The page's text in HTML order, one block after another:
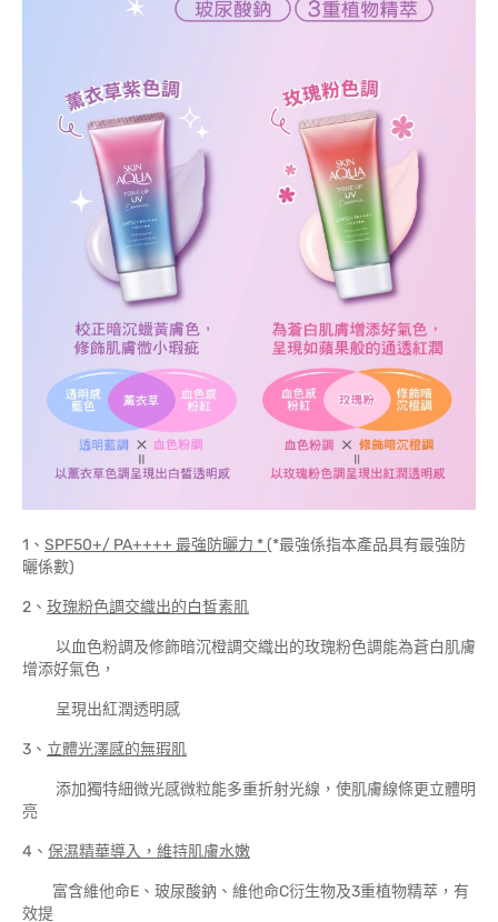
1、 SPF50+/ PA++++ 最強防曬力 *(*最強係指本產品具有最強防
曬係數)
2、 玫瑰粉色調交織出的白皙素肌
以血色粉調及修飾暗沉橙調交織出的玫瑰粉色調能為蒼白肌膚
增添好氣色，
呈現出紅潤透明感
3、 立體光澤感的無瑕肌
添加獨特細微光感微粒能多重折射光線，使肌膚線條更立體明
亮
4、 保濕精華導入，維持肌膚水嫩
富含維他命E、玻尿酸鈉、維他命C衍生物及3重植物精萃，有
效提